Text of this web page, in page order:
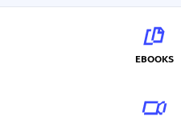
EBOOKS